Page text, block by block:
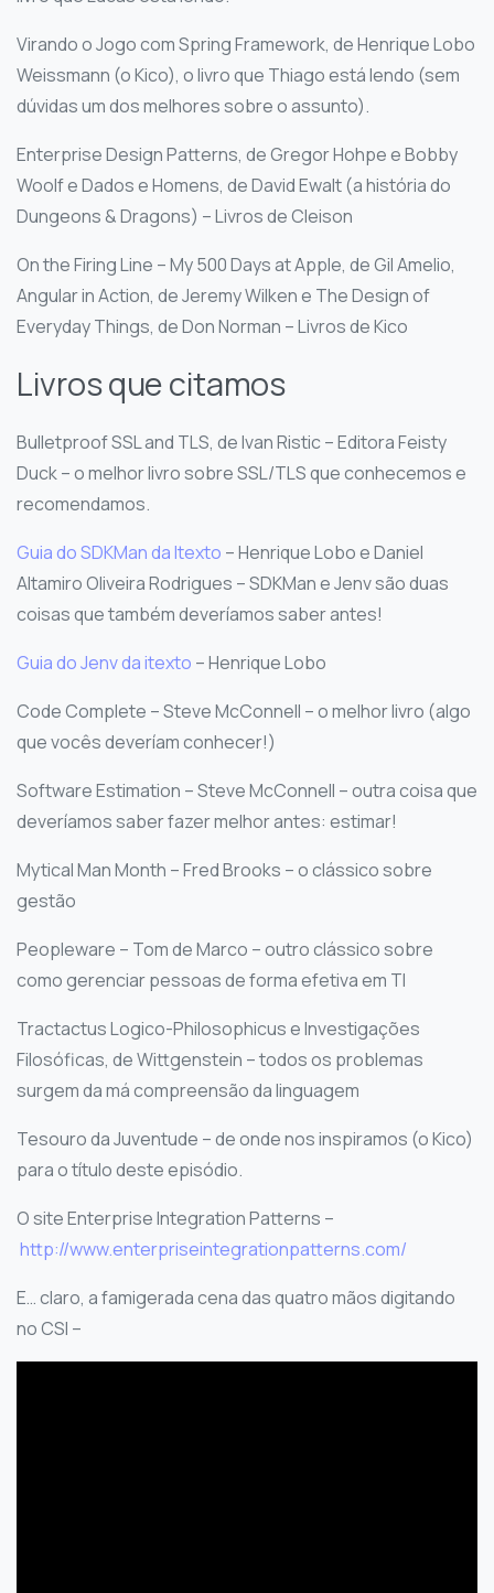
Virando o Jogo com Spring Framework, de Henrique Lobo
Weissmann (o Kico), o livro que Thiago está lendo (sem
dúvidas um dos melhores sobre o assunto).
Enterprise Design Patterns, de Gregor Hohpe e Bobby
Woolf e Dados e Homens, de David Ewalt (a história do
Dungeons & Dragons) – Livros de Cleison
On the Firing Line – My 500 Days at Apple, de Gil Amelio,
Angular in Action, de Jeremy Wilken e The Design of
Everyday Things, de Don Norman – Livros de Kico
Livros que citamos
Bulletproof SSL and TLS, de Ivan Ristic – Editora Feisty
Duck – o melhor livro sobre SSL/TLS que conhecemos e
recomendamos.
Guia do SDKMan da Itexto – Henrique Lobo e Daniel
Altamiro Oliveira Rodrigues – SDKMan e Jenv são duas
coisas que também deveríamos saber antes!
Guia do Jenv da itexto – Henrique Lobo
Code Complete – Steve McConnell – o melhor livro (algo
que vocês deveríam conhecer!)
Software Estimation – Steve McConnell – outra coisa que
deveríamos saber fazer melhor antes: estimar!
Mytical Man Month – Fred Brooks – o clássico sobre
gestão
Peopleware – Tom de Marco – outro clássico sobre
como gerenciar pessoas de forma efetiva em TI
Tractactus Logico-Philosophicus e Investigações
Filosóficas, de Wittgenstein – todos os problemas
surgem da má compreensão da linguagem
Tesouro da Juventude – de onde nos inspiramos (o Kico)
para o título deste episódio.
O site Enterprise Integration Patterns –
http://www.enterpriseintegrationpatterns.com/
E… claro, a famigerada cena das quatro mãos digitando
no CSI –